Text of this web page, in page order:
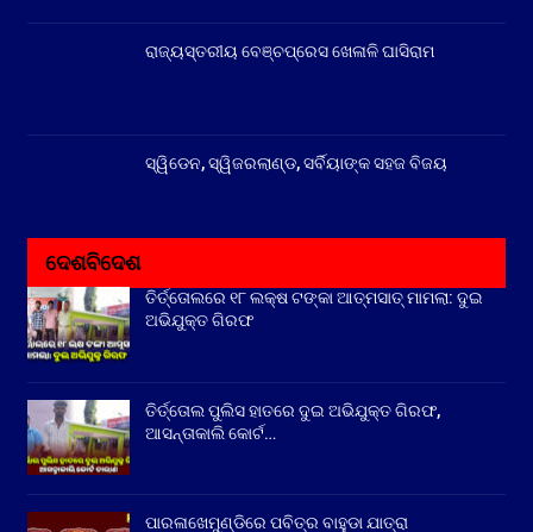
ରାଜ୍ୟସ୍ତରୀୟ ବେଞ୍ଚପ୍ରେସ ଖେଳାଳି ଘାସିରାମ
ସ୍ୱିଡେନ, ସ୍ୱିଜରଲାଣ୍ଡ, ସର୍ବିୟାଙ୍କ ସହଜ ବିଜୟ
ଦେଶବିଦେଶ
ତିର୍ତ୍ତୋଲରେ ୧୮ ଲକ୍ଷ ଟଙ୍କା ଆତ୍ମସାତ୍ ମାମଲା: ଦୁଇ
ଅଭିଯୁକ୍ତ ଗିରଫ
ତିର୍ତ୍ତୋଲ ପୁଲିସ ହାତରେ ଦୁଇ ଅଭିଯୁକ୍ତ ଗିରଫ,
ଆସନ୍ତାକାଲି କୋର୍ଟ…
ପାରଳାଖେମୁଣ୍ଡିରେ ପବିତ୍ର ବାହୁଡା ଯାତ୍ରା